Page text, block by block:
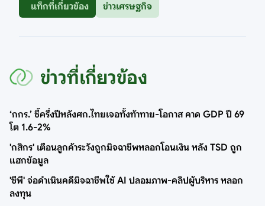
แท็กที่เกี่ยวข้อง ข่าวเศรษฐกิจ
ข่าวที่เกี่ยวข้อง
‘กกร.’ ชี้ครึ่งปีหลังศก.ไทยเจอทั้งท้าทาย-โอกาส คาด GDP ปี 69
โต 1.6-2%
'กสิกร' เตือนลูกค้าระวังถูกมิจฉาชีพหลอกโอนเงิน หลัง TSD ถูก
แฮกข้อมูล
'ซีพี' จ่อดำเนินคดีมิจฉาชีพใช้ AI ปลอมภาพ-คลิปผู้บริหาร หลอก
ลงทุน